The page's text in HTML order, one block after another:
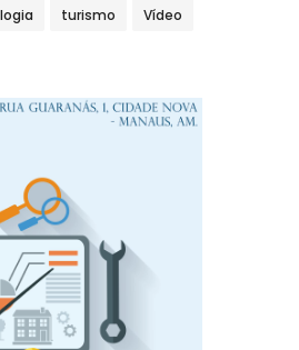
turismo Vídeo